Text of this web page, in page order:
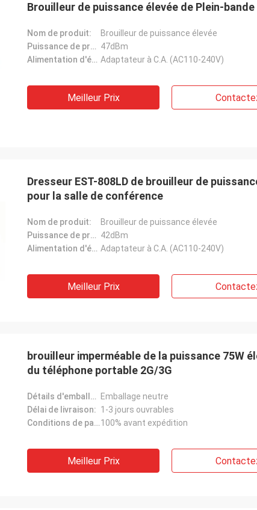
Brouilleur de puissance élevée de Plein-bande
Nom de produit:
Brouilleur de puissance élevée
Puissance de production moyenne: 47dBm
Alimentation d'énergie: Adaptateur à C.A. (AC110-240V)
Meilleur Prix
Dresseur EST-808LD de brouilleur de
pour la salle de conférence
Nom de produit:
Brouilleur de puissance élevée
Puissance de production moyenne: 42dBm
Alimentation d'énergie: Adaptateur à C.A. (AC110-240V)
Meilleur Prix
brouilleur imperméable de la puissance 75W
du téléphone portable 2G/3G
Détails d'emballage:
Emballage neutre
Délai de livraison: 1-3 jours ouvrables
Conditions de paiement:100% avant expédition
Meilleur Prix